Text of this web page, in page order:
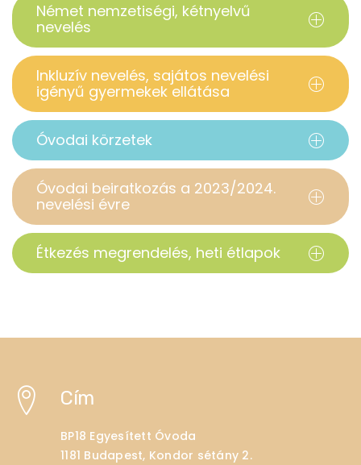
Német nemzetiségi, kétnyelvű
nevelés
Inkluzív nevelés, sajátos nevelési
igényű gyermekek ellátása
Óvodai körzetek
Óvodai beiratkozás a 2023/2024.
nevelési évre
Étkezés megrendelés, heti étlapok
Cím
BP18 Egyesített Óvoda
1181 Budapest, Kondor sétány 2.